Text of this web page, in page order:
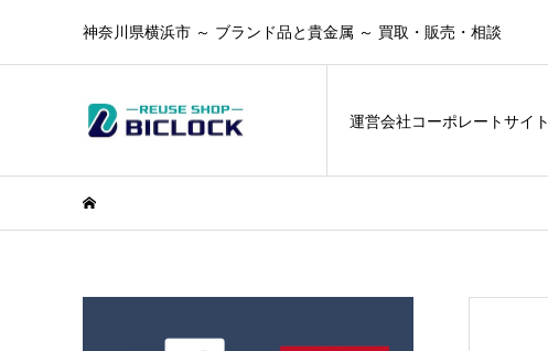
神奈川県横浜市 ～ ブランド品と貴金属 ～ 買取・販売・相談
運営会社コーポレートサイト